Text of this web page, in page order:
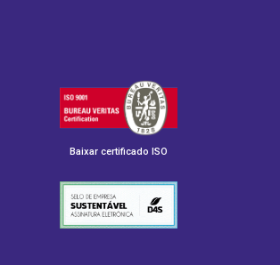
Baixar certificado ISO